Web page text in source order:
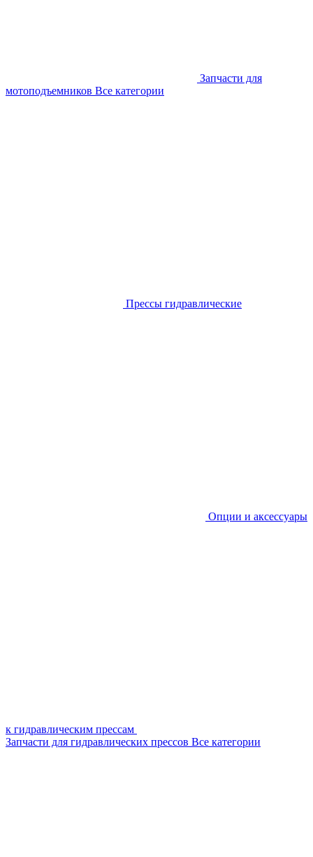
Запчасти для
мотоподъемников Все категории
Прессы гидравлические
Опции и аксессуары
к гидравлическим прессам
Запчасти для гидравлических прессов Все категории